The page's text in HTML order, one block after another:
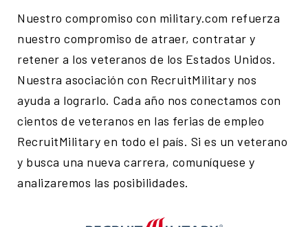
Nuestro compromiso con military.com refuerza
nuestro compromiso de atraer, contratar y
retener a los veteranos de los Estados Unidos.
Nuestra asociación con RecruitMilitary nos
ayuda a lograrlo. Cada año nos conectamos con
cientos de veteranos en las ferias de empleo
RecruitMilitary en todo el país. Si es un veterano
y busca una nueva carrera, comuníquese y
analizaremos las posibilidades.